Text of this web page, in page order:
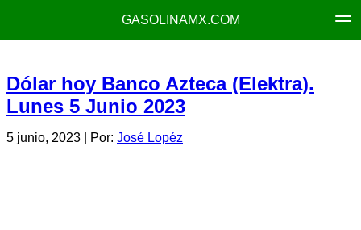
GASOLINAMX.COM
Dólar hoy Banco Azteca (Elektra).
Lunes 5 Junio 2023
5 junio, 2023 | Por: José Lopéz